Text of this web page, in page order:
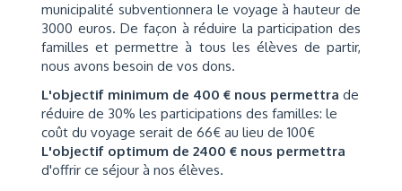
municipalité subventionnera le voyage à hauteur de
3000 euros. De façon à réduire la participation des
familles et permettre à tous les élèves de partir,
nous avons besoin de vos dons.
L'objectif minimum de 400 € nous permettra de
réduire de 30% les participations des familles: le
coût du voyage serait de 66€ au lieu de 100€
L'objectif optimum de 2400 € nous permettra
d'offrir ce séjour à nos élèves.